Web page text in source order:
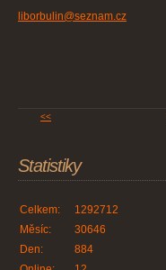
liborbulin@seznam.cz
<<
Statistiky
Celkem:
1292712
Měsíc:
30646
Den:
884